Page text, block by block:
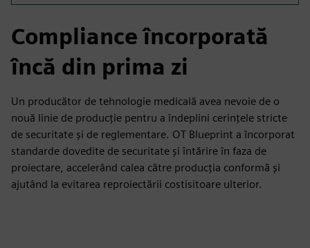
Compliance încorporată
încă din prima zi
Un producător de tehnologie medicală avea nevoie de o
nouă linie de producție pentru a îndeplini cerințele stricte
de securitate și de reglementare. OT Blueprint a încorporat
standarde dovedite de securitate și întărire în faza de
proiectare, accelerând calea către producția conformă și
ajutând la evitarea reproiectării costisitoare ulterior.